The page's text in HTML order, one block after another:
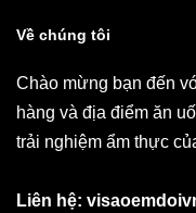
Về chúng tôi
Chào mừng bạn đến
hàng và địa điểm ăn
trải nghiệm ẩm thực
Liên hệ: